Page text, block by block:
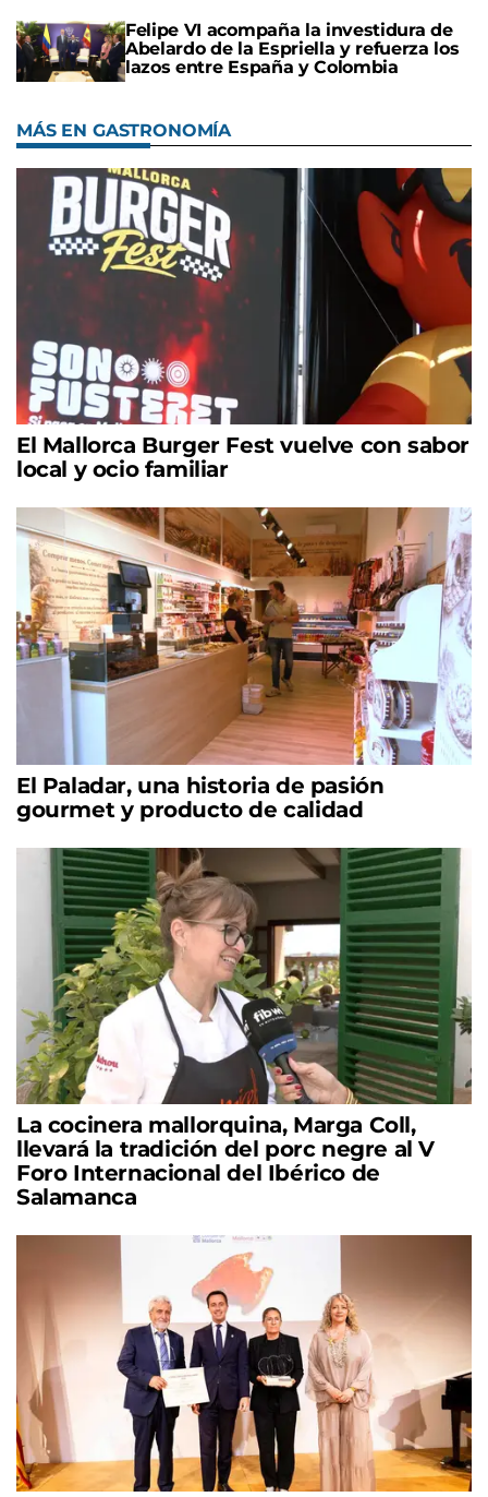
Felipe VI acompaña la investidura de
Abelardo de la Espriella y refuerza los
lazos entre España y Colombia
MÁS EN GASTRONOMÍA
El Mallorca Burger Fest vuelve con sabor
local y ocio familiar
El Paladar, una historia de pasión
gourmet y producto de calidad
La cocinera mallorquina, Marga Coll,
llevará la tradición del porc negre al V
Foro Internacional del Ibérico de
Salamanca